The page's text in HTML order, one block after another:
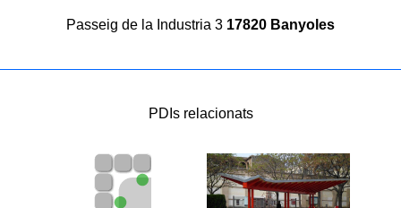
Passeig de la Industria 3 17820 Banyoles
PDIs relacionats